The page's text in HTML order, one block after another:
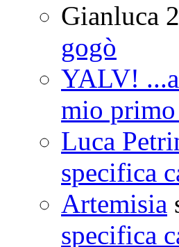
Gianluca
gogò
YALV!
mio
Luca
specifica
Artemisia
specifica